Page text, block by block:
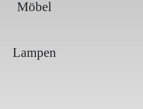
Möbel
Lampen